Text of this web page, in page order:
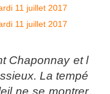
Chaponnay et l
La tempé